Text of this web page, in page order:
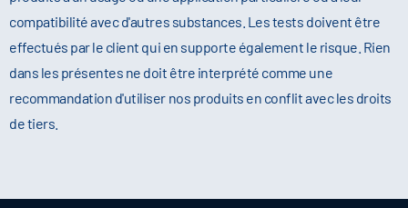
compatibilité avec d'autres substances. Les tests doivent être
effectués par le client qui en supporte également le risque. Rien
dans les présentes ne doit être interprété comme une
recommandation d'utiliser nos produits en conflit avec les droits
de tiers.